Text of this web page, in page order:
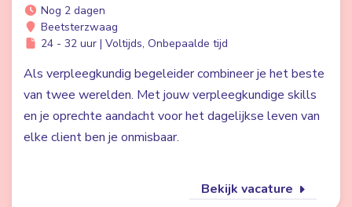
Nog 2 dagen
Beetsterzwaag
24 - 32 uur | Voltijds, Onbepaalde tijd
Als verpleegkundig begeleider combineer je het beste
van twee werelden. Met jouw verpleegkundige skills
en je oprechte aandacht voor het dagelijkse leven van
elke client ben je onmisbaar.
Bekijk vacature